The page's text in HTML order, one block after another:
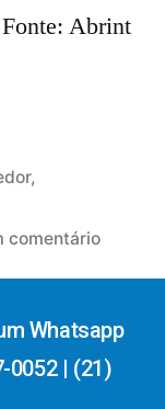
Abrint
,
comentário
Whatsapp
0052 | (21)